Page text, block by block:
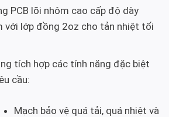
PCB lõi nhôm cao cấp độ dày
với lớp đồng 2oz cho tản nhiệt tối
tích hợp các tính năng đặc biệt
cầu:
Mạch bảo vệ quá tải, quá nhiệt và